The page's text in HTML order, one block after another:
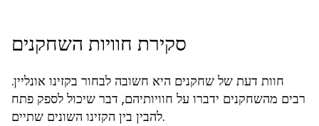
סקירת חוויות השחקנים
חוות דעת של שחקנים היא חשובה לבחור בקזינו אונליין.
רבים מהשחקנים ידברו על חוויותיהם, דבר שיכול לספק פתח
להבין בין הקזינו השונים שתיים.